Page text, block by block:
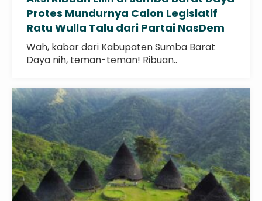
Protes Mundurnya Calon Legislatif
Ratu Wulla Talu dari Partai NasDem
Wah, kabar dari Kabupaten Sumba Barat
Daya nih, teman-teman! Ribuan..